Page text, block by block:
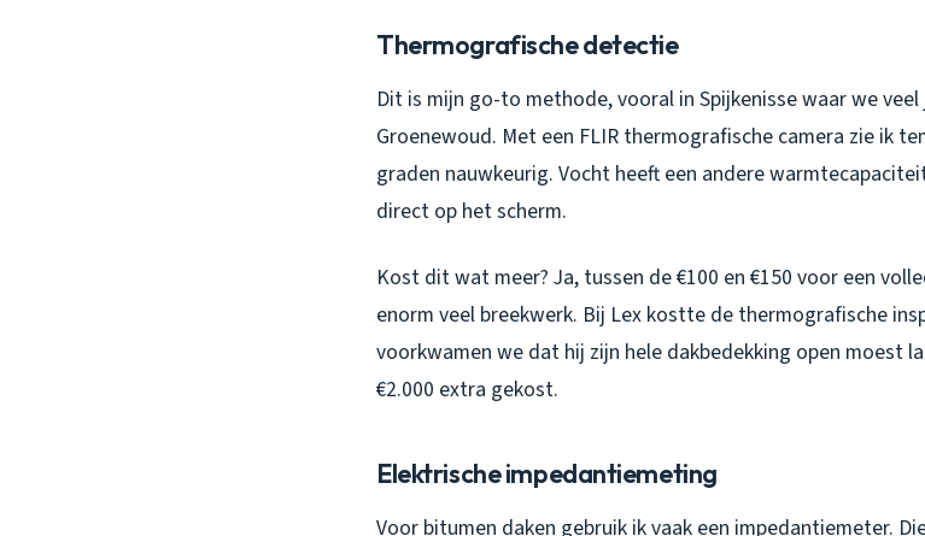
Thermografische detectie
Dit is mijn go-to methode, vooral in Spijkenisse waar we veel
Groenewoud. Met een FLIR thermografische camera zie ik
graden nauwkeurig. Vocht heeft een andere
direct op het scherm.
Kost dit wat meer? Ja, tussen de €100 en €150 voor een
enorm veel breekwerk. Bij Lex kostte de thermografische
voorkwamen we dat hij zijn hele dakbedekking open moest
€2.000 extra gekost.
Elektrische impedantiemeting
Voor bitumen daken gebruik ik vaak een impedantiemeter.